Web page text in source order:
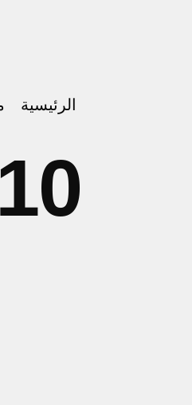
الرئيسية